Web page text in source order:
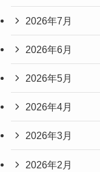
2026年7月
2026年6月
2026年5月
2026年4月
2026年3月
2026年2月